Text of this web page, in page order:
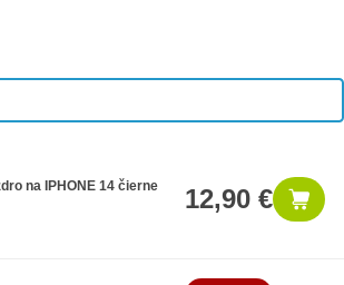
search
na IPHONE 14 čierne 12,90 €